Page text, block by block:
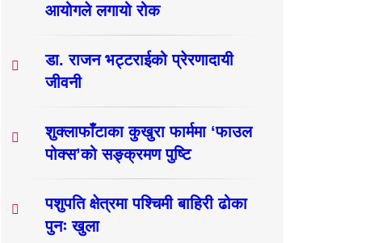
आयोगले लगायो रोक
डा. राजन भट्टराईको प्रेरणादायी
जीवनी
शुक्लाफाँटाका कुखुरा फार्ममा ‘फाउल
पोक्स’को सङ्क्रमण पुष्टि
पशुपति क्षेत्रमा पश्चिमी बाहिरी ढोका
पुनः खुला